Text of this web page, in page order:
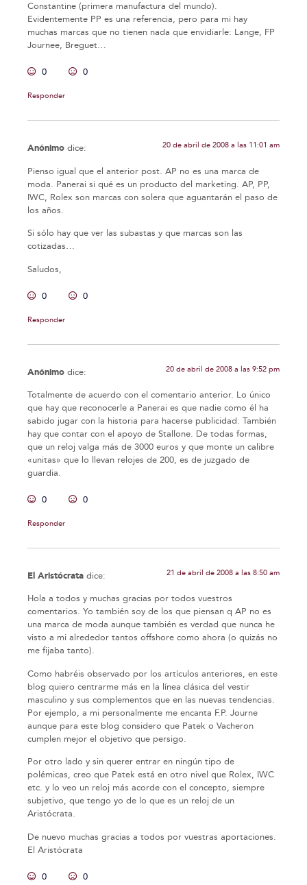
Constantine (primera manufactura del mundo).
Evidentemente PP es una referencia, pero para mi hay
muchas marcas que no tienen nada que envidiarle: Lange, FP
Journee, Breguet…
0 0
Responder
Anónimo dice: 20 de abril de 2008 a las 11:01 am
Pienso igual que el anterior post. AP no es una marca de
moda. Panerai si qué es un producto del marketing. AP, PP,
IWC, Rolex son marcas con solera que aguantarán el paso de
los años.
Si sólo hay que ver las subastas y que marcas son las
cotizadas…
Saludos,
0 0
Responder
Anónimo dice: 20 de abril de 2008 a las 9:52 pm
Totalmente de acuerdo con el comentario anterior. Lo único
que hay que reconocerle a Panerai es que nadie como él ha
sabido jugar con la historia para hacerse publicidad. También
hay que contar con el apoyo de Stallone. De todas formas,
que un reloj valga más de 3000 euros y que monte un calibre
«unitas» que lo llevan relojes de 200, es de juzgado de
guardia.
0 0
Responder
El Aristócrata dice: 21 de abril de 2008 a las 8:50 am
Hola a todos y muchas gracias por todos vuestros
comentarios. Yo también soy de los que piensan q AP no es
una marca de moda aunque también es verdad que nunca he
visto a mi alrededor tantos offshore como ahora (o quizás no
me fijaba tanto).
Como habréis observado por los artículos anteriores, en este
blog quiero centrarme más en la línea clásica del vestir
masculino y sus complementos que en las nuevas tendencias.
Por ejemplo, a mi personalmente me encanta F.P. Journe
aunque para este blog considero que Patek o Vacheron
cumplen mejor el objetivo que persigo.
Por otro lado y sin querer entrar en ningún tipo de
polémicas, creo que Patek está en otro nivel que Rolex, IWC
etc. y lo veo un reloj más acorde con el concepto, siempre
subjetivo, que tengo yo de lo que es un reloj de un
Aristócrata.
De nuevo muchas gracias a todos por vuestras aportaciones.
El Aristócrata
0 0